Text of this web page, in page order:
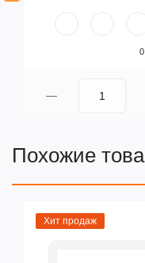
0
Похожие
Хит продаж